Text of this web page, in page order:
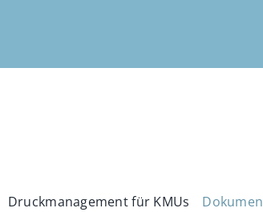
Druckmanagement für KMUs